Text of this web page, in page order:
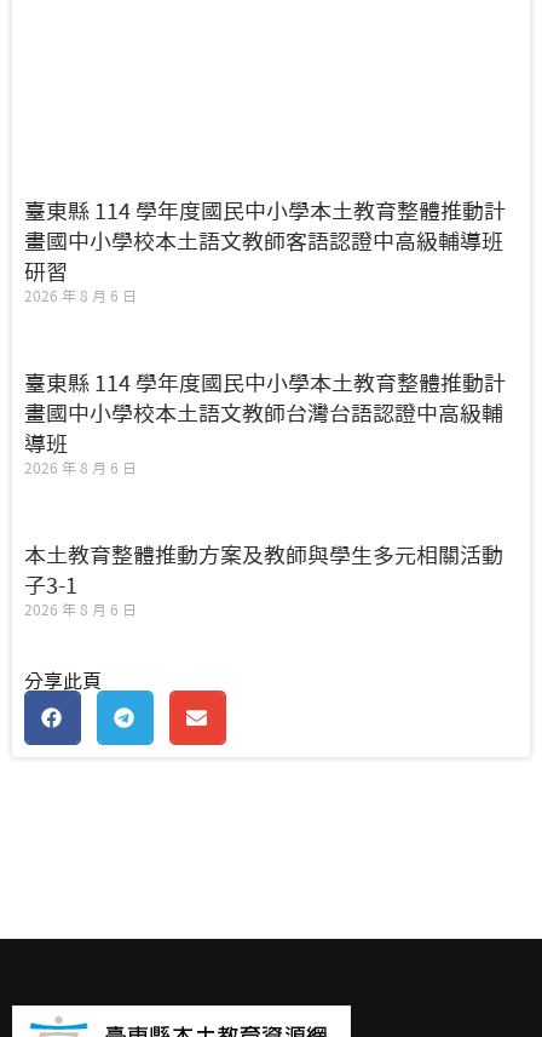
臺東縣 114 學年度國民中小學本土教育整體推動計
畫國中小學校本土語文教師客語認證中高級輔導班
研習
2026 年 8 月 6 日
臺東縣 114 學年度國民中小學本土教育整體推動計
畫國中小學校本土語文教師台灣台語認證中高級輔
導班
2026 年 8 月 6 日
本土教育整體推動方案及教師與學生多元相關活動
子3-1
2026 年 8 月 6 日
分享此頁